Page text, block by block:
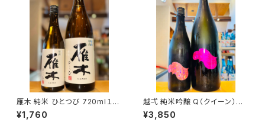
雁木 純米 ひとつび 720ml１本
（八百新酒造・山口県岩国市今
津町）
¥1,760
越弌 純米吟醸 Q（クイーン） 1
800ml１本（株式会社越後鶴
亀・新潟県新潟市西蒲区竹野
¥3,850